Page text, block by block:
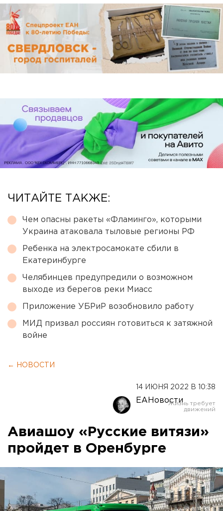
ЧИТАЙТЕ ТАКЖЕ:
Чем опасны ракеты «Фламинго», которыми
Украина атаковала тыловые регионы РФ
Ребенка на электросамокате сбили в
Екатеринбурге
Челябинцев предупредили о возможном
выходе из берегов реки Миасс
Приложение УБРиР возобновило работу
МИД призвал россиян готовиться к затяжной
войне
← НОВОСТИ
14 ИЮНЯ 2022 В 10:38
ЕАНовости
Авиашоу «Русские витязи»
пройдет в Оренбурге